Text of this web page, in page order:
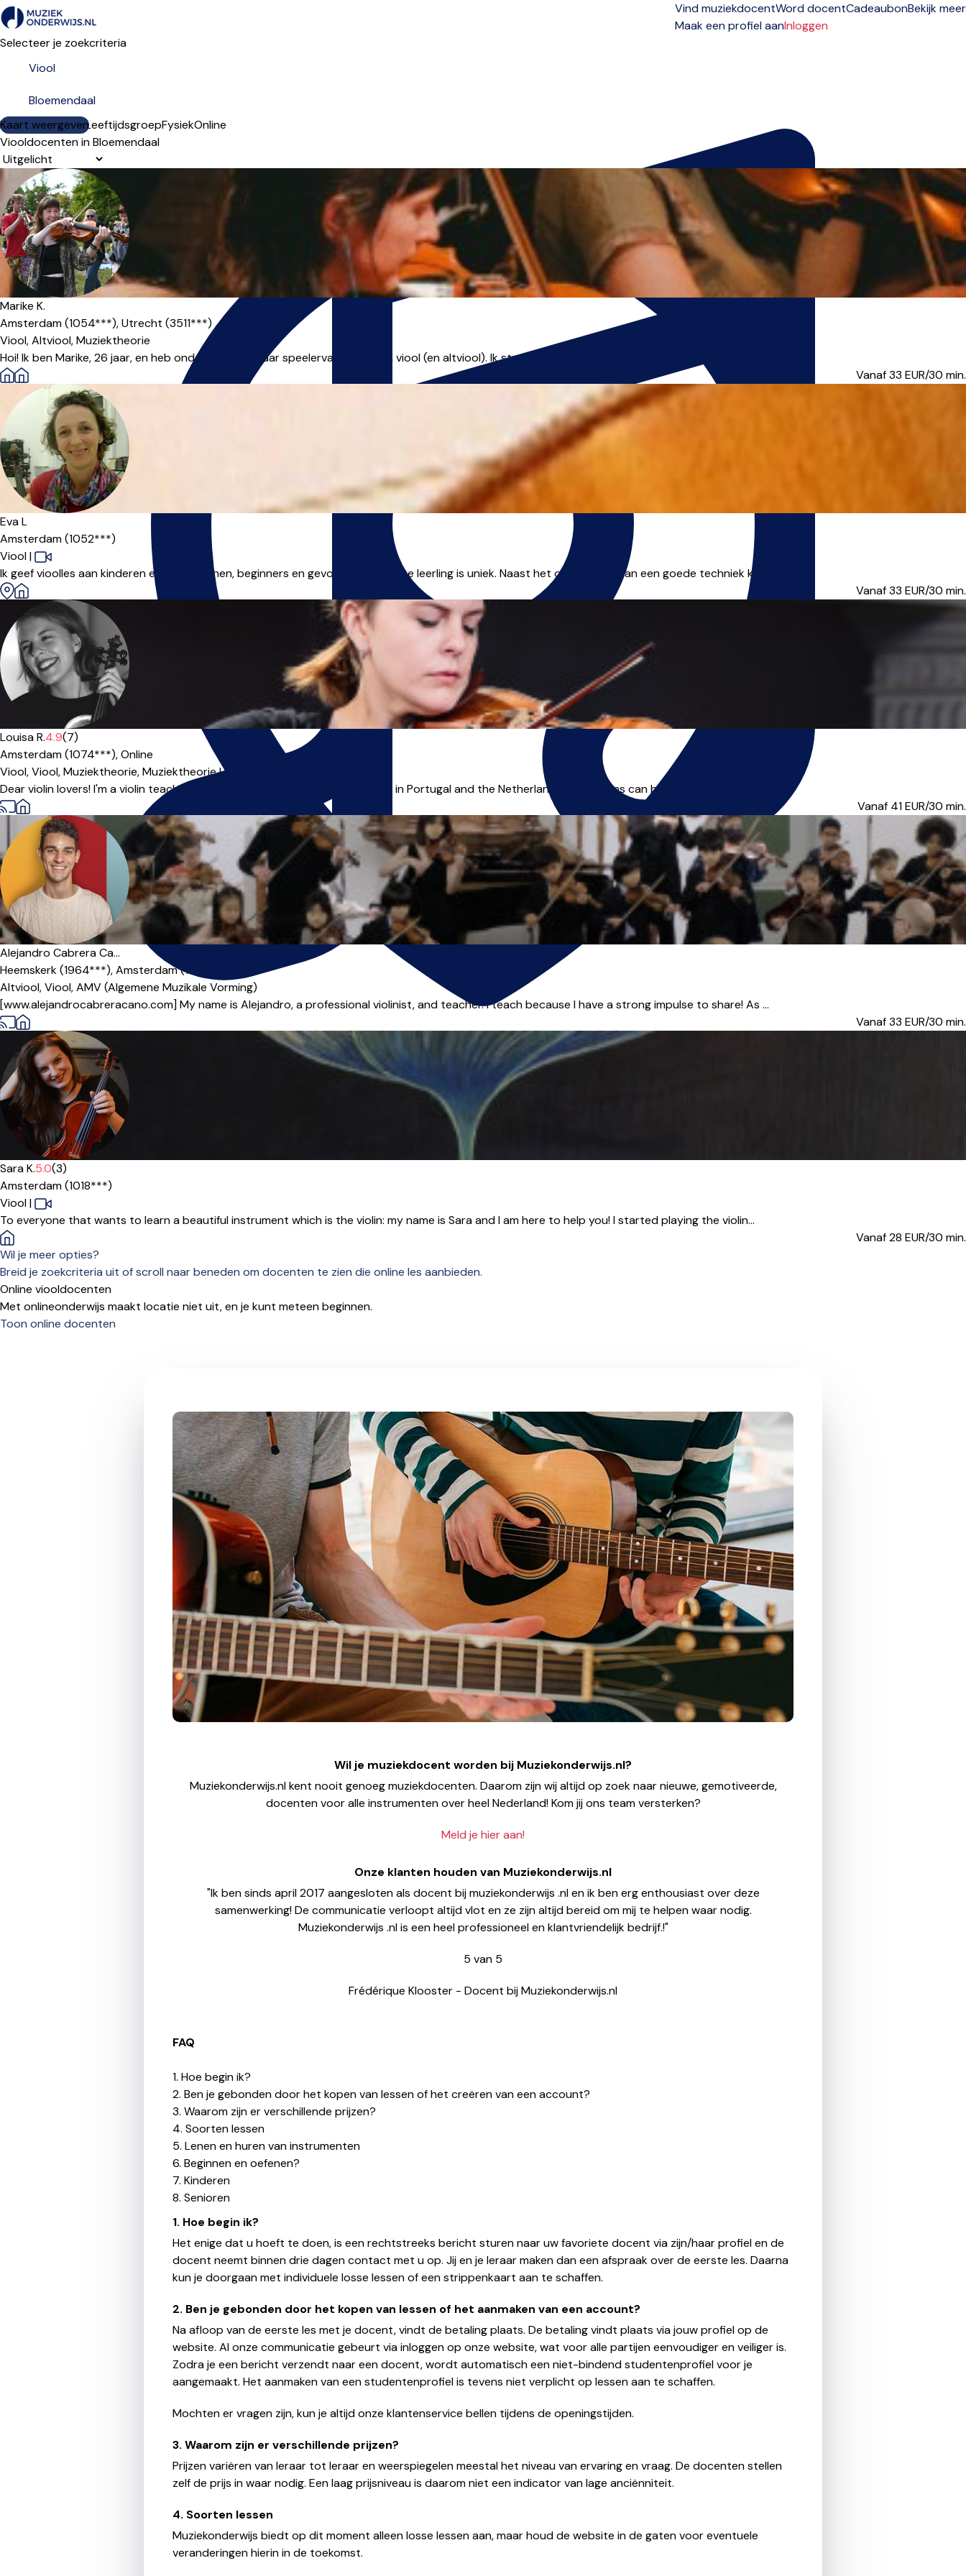
Vind muziekdocentWord docentCadeaubonBekijk meer
Maak een profiel aanInloggen
Selecteer je zoekcriteria
Kaart weergeven
LesdagenNiveauLeeftijdsgroepFysiekOnline
Viooldocenten in Bloemendaal
Sorteervolgorde
Marike K.
Amsterdam (1054***),Utrecht (3511***)
Viool,Altviool,Muziektheorie
Hoi! Ik ben Marike, 26 jaar, en heb ondertussen 22 jaar speelervaring op mijn viool (en altviool). Ik studeer Jazz & pop en klassieke muziek aan de HK...
Vanaf 33 EUR/30 min.
Eva L
Amsterdam (1052***)
Viool|
Ik geef vioolles aan kinderen en volwassenen, beginners en gevorderden. Iedere leerling is uniek. Naast het ontwikkelen van een goede techniek kom ...
Vanaf 33 EUR/30 min.
Louisa R.4.9(7)
Amsterdam (1074***),Online
Viool,Viool,Muziektheorie,Muziektheorie|
Dear violin lovers! I'm a violin teacher for 10 years now, I have been teaching in Portugal and the Netherlands. My lessons can be given in English, P...
Vanaf 41EUR/30 min.
Alejandro Cabrera Ca...
Heemskerk (1964***),Amsterdam (1011***),
Online
Altviool,Viool,AMV (Algemene Muzikale Vorming)
[www.alejandrocabreracano.com] My name is Alejandro, a professional violinist, and teacher. I teach because I have a strong impulse to share! As ...
Vanaf 33 EUR/30 min.
Sara K.5.0(3)
Amsterdam (1018***)
Viool|
To everyone that wants to learn a beautiful instrument which is the violin: my name is Sara and I am here to help you! I started playing the violin...
Vanaf 28 EUR/30 min.
Wil je meer opties?
Breid je zoekcriteria uit of scroll naar beneden om docenten te zien die online les aanbieden.
Online viooldocenten
Met onlineonderwijs maakt locatie niet uit, en je kunt meteen beginnen.
Toon online docenten
Wil je muziekdocent worden bij Muziekonderwijs.nl?
Muziekonderwijs.nl kent nooit genoeg muziekdocenten. Daarom zijn wij altijd op zoek naar nieuwe, gemotiveerde,
docenten voor alle instrumenten over heel Nederland! Kom jij ons team versterken?
Meld je hier aan!
Onze klanten houden van Muziekonderwijs.nl
"Ik ben sinds april 2017 aangesloten als docent bij muziekonderwijs .nl en ik ben erg enthousiast over deze
samenwerking! De communicatie verloopt altijd vlot en ze zijn altijd bereid om mij te helpen waar nodig.
Muziekonderwijs .nl is een heel professioneel en klantvriendelijk bedrijf.!"
5 van 5
Frédérique Klooster - Docent bij Muziekonderwijs.nl
FAQ
1. Hoe begin ik?
2. Ben je gebonden door het kopen van lessen of het creëren van een account?
3. Waarom zijn er verschillende prijzen?
4. Soorten lessen
5. Lenen en huren van instrumenten
6. Beginnen en oefenen?
7. Kinderen
8. Senioren
1. Hoe begin ik?
Het enige dat u hoeft te doen, is een rechtstreeks bericht sturen naar uw favoriete docent via zijn/haar profiel en de
docent neemt binnen drie dagen contact met u op. Jij en je leraar maken dan een afspraak over de eerste les. Daarna
kun je doorgaan met individuele losse lessen of een strippenkaart aan te schaffen.
2. Ben je gebonden door het kopen van lessen of het aanmaken van een account?
Na afloop van de eerste les met je docent, vindt de betaling plaats. De betaling vindt plaats via jouw profiel op de
website. Al onze communicatie gebeurt via inloggen op onze website, wat voor alle partijen eenvoudiger en veiliger is.
Zodra je een bericht verzendt naar een docent, wordt automatisch een niet-bindend studentenprofiel voor je
aangemaakt. Het aanmaken van een studentenprofiel is tevens niet verplicht op lessen aan te schaffen.
Mochten er vragen zijn, kun je altijd onze klantenservice bellen tijdens de openingstijden.
3. Waarom zijn er verschillende prijzen?
Prijzen variëren van leraar tot leraar en weerspiegelen meestal het niveau van ervaring en vraag. De docenten stellen
zelf de prijs in waar nodig. Een laag prijsniveau is daarom niet een indicator van lage anciënniteit.
4. Soorten lessen
Muziekonderwijs biedt op dit moment alleen losse lessen aan, maar houd de website in de gaten voor eventuele
veranderingen hierin in de toekomst.